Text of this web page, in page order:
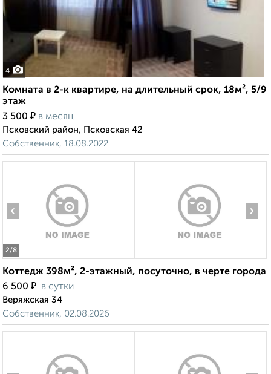
4
Комната в 2-к квартире, на длительный срок, 18м², 5/9
этаж
3 500 ₽ в месяц
Псковский район, Псковская 42
Собственник, 18.08.2022
2/8
‹ ›
Коттедж 398м², 2-этажный, посуточно, в черте города
6 500 ₽ в сутки
Веряжская 34
Собственник, 02.08.2026